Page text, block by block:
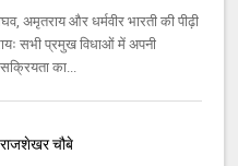
अमृतराय और धर्मवीर भारती की पीढ़ी
सभी प्रमुख विधाओं में अपनी
का...
चौबे